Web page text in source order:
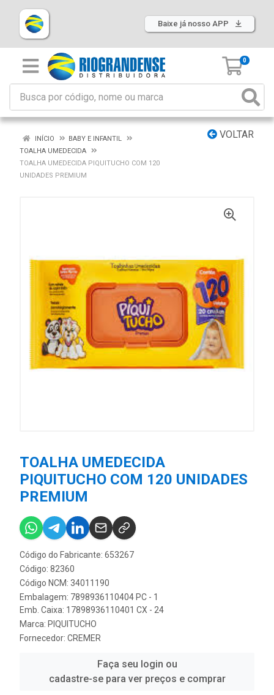
Baixe já nosso APP
0
VOLTAR
INÍCIO
BABY E INFANTIL
TOALHA UMEDECIDA
TOALHA UMEDECIDA PIQUITUCHO COM 120
UNIDADES PREMIUM
TOALHA UMEDECIDA
PIQUITUCHO COM 120 UNIDADES
PREMIUM
Código do Fabricante: 653267
Código: 82360
Código NCM: 34011190
Embalagem: 7898936110404 PC - 1
Emb. Caixa: 17898936110401 CX - 24
Marca: PIQUITUCHO
Fornecedor: CREMER
Faça seu login ou
cadastre-se para ver preços e comprar